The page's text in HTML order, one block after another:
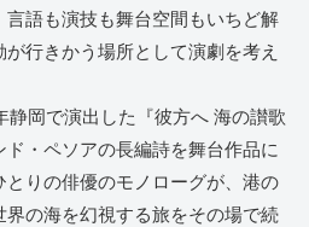
語も演技も舞台空間もいちど解
行きかう場所として演劇を考え
岡で演出した『彼方へ 海の讃歌
ド・ペソアの長編詩を舞台作品に
とりの俳優のモノローグが、港の
の海を幻視する旅をその場で続